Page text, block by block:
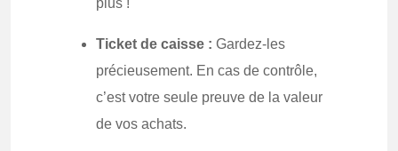
plus !
Ticket de caisse : Gardez-les
précieusement. En cas de contrôle,
c’est votre seule preuve de la valeur
de vos achats.